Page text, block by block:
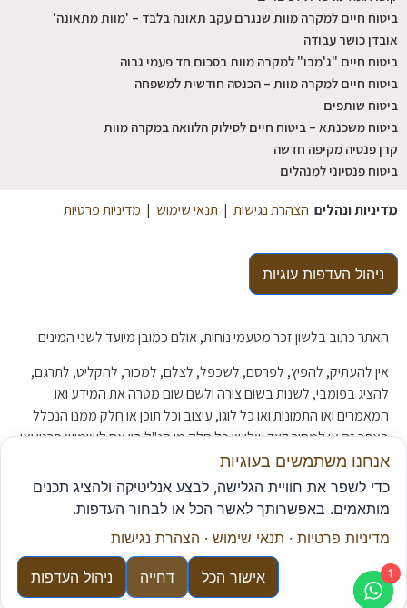
ביטוח חיים למקרה מוות שנגרם עקב תאונה בלבד – 'מוות מתאונה'
אובדן כושר עבודה
ביטוח חיים "ג'מבו" למקרה מוות בסכום חד פעמי גבוה
ביטוח חיים למקרה מוות – הכנסה חודשית למשפחה
ביטוח שותפים
ביטוח משכנתא – ביטוח חיים לסילוק הלוואה במקרה מוות
קרן פנסיה מקיפה חדשה
ביטוח פנסיוני למנהלים
מדיניות ונהלים: הצהרת נגישות | תנאי שימוש | מדיניות פרטיות
ניהול העדפות עוגיות
האתר כתוב בלשון זכר מטעמי נוחות, אולם כמובן מיועד לשני המינים
אין להעתיק, להפיץ, לפרסם, לשכפל, לצלם, למכור, להקליט, לתרגם,
להציג בפומבי, לשנות בשום צורה ולשם שום מטרה את המידע ואו
המאמרים ואו התמונות ואו כל לוגו, עיצוב וכל תוכן או חלק ממנו הנכלל
באתר זה או למסור לצד שלישי כל חלק מן הנ"ל בין אם לשימוש פרטי ואו
לשימוש מסחרי ללא אישור מפורש מראש ובכתב של סוכנות ה
"נתן יוכל –ביטוח פנסיה ופיננסים"
© נתן יוכל - ביטוח | פנסיה | פיננסים כל הזכויות שמורות.
אנחנו משתמשים בעוגיות
כדי לשפר את חוויית הגלישה, לבצע אנליטיקה ולהציג תכנים
מותאמים. באפשרותך לאשר הכל או לבחור העדפות.
מדיניות פרטיות · תנאי שימוש · הצהרת נגישות
אישור הכל דחייה ניהול העדפות 1